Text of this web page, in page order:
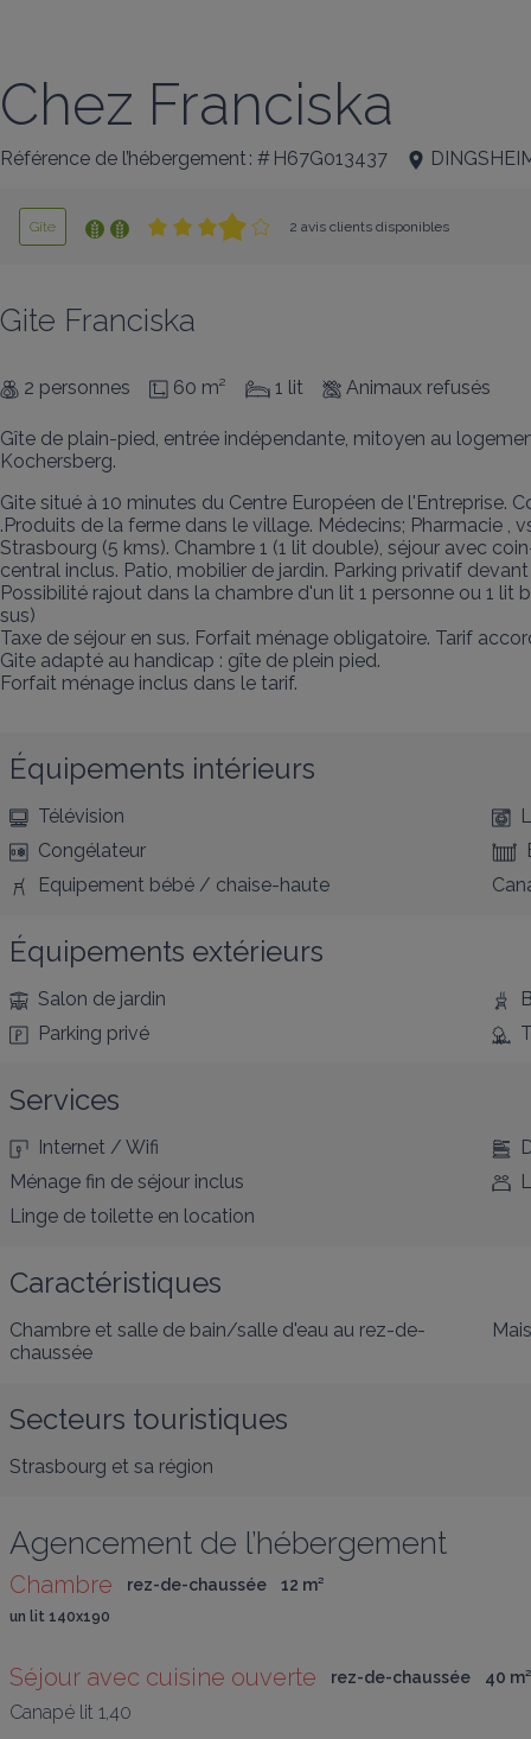
Chez Franciska
Référence de l’hébergement : # H67G013437
Gîte 2 avis clients disponibles
Gite Franciska
2 personnes 60 m² 1 lit Animaux refusés
Gîte de plain-pied, entrée indépendante, mitoyen au
Kochersberg.
Gite situé à 10 minutes du Centre Européen de
.Produits de la ferme dans le village. Médecins; Pharmacie
Strasbourg (5 kms). Chambre 1 (1 lit double), séjour avec
central inclus. Patio, mobilier de jardin. Parking privatif
Possibilité rajout dans la chambre d'un lit 1 personne ou 1
sus)
Taxe de séjour en sus. Forfait ménage obligatoire. Tarif
Gite adapté au handicap : gîte de plein pied.
Forfait ménage inclus dans le tarif.
Équipements intérieurs
Télévision
Congélateur
Equipement bébé / chaise-haute
Équipements extérieurs
Salon de jardin
Parking privé
Services
Internet / Wifi
Ménage fin de séjour inclus
Linge de toilette en location
Caractéristiques
Chambre et salle de bain/salle d'eau au rez-de-
chaussée
Secteurs touristiques
Strasbourg et sa région
Agencement de l’hébergement
Chambre rez-de-chaussée 12 m²
un lit 140x190
Séjour avec cuisine ouverte rez-de-chaussée 40 m²
Canapé lit 1,40